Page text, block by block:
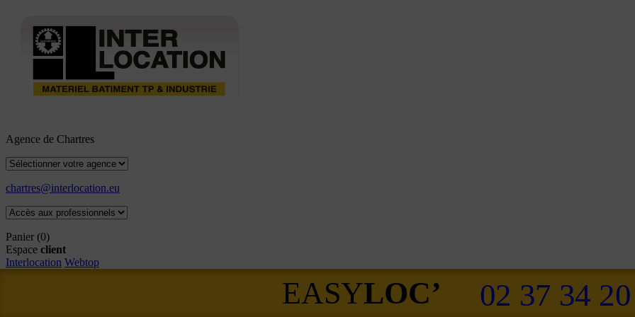
Agence de Chartres
chartres@interlocation.eu
Panier (0)
Espace client
Interlocation Webtop
EASYLOC’ 02 37 34